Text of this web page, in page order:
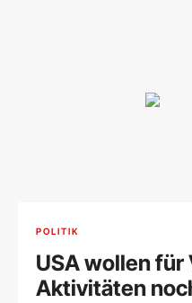
POLITIK
USA wollen für
Aktivitäten